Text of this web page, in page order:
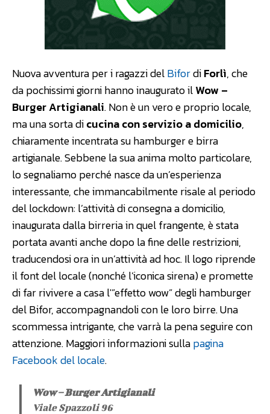
Nuova avventura per i ragazzi delBifordiForlì, che
da pochissimi giorni hanno inaugurato ilWow –
Burger Artigianali. Non è un vero e proprio locale,
ma una sorta dicucina con servizio a domicilio,
chiaramente incentrata su hamburger e birra
artigianale. Sebbene la sua anima molto particolare,
lo segnaliamo perché nasce da un’esperienza
interessante, che immancabilmente risale al periodo
del lockdown: l’attività di consegna a domicilio,
inaugurata dalla birreria in quel frangente, è stata
portata avanti anche dopo la fine delle restrizioni,
traducendosi ora in un’attività ad hoc. Il logo riprende
il font del locale (nonché l’iconica sirena) e promette
di far rivivere a casa l'”effetto wow” degli hamburger
del Bifor, accompagnandoli con le loro birre. Una
scommessa intrigante, che varrà la pena seguire con
attenzione. Maggiori informazioni sullapagina
Facebook del locale.
Wow – Burger Artigianali
Viale Spazzoli 96